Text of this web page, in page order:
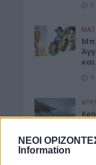
ΝΕΟΙ
Information
8
8
8